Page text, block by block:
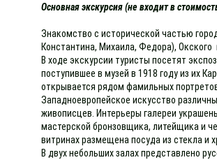
Основная экскурсия (не входит в
Знакомство с исторической частью
Константина, Михаила, Федора),
В ходе экскурсии туристы посетят
поступившее в музей в 1918 году из их
открывается рядом фамильных
Западноевропейское искусство
живописцев. Интерьеры галереи
мастерской бронзовщика, литейщика и
витринах размещена посуда из стекла и
В двух небольших залах представлено